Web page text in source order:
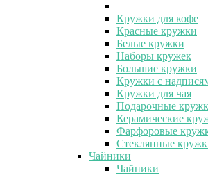
Кружки для кофе
Красные кружки
Белые кружки
Наборы кружек
Большие кружки
Кружки с
Кружки для чая
Подарочные
Керамические
Фарфоровые
Стеклянные
Чайники
Чайники